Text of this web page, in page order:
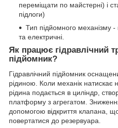
переміщати по майстерні) і
підлоги)
Тип підйомного механізму -
та електричні.
Як працює гідравлічний
підйомник?
Гідравлічний підйомник
рідиною. Коли механік натискає
рідина подається в циліндр,
платформу з агрегатом.
допомогою відкриття клапана,
повертатися до резервуара.